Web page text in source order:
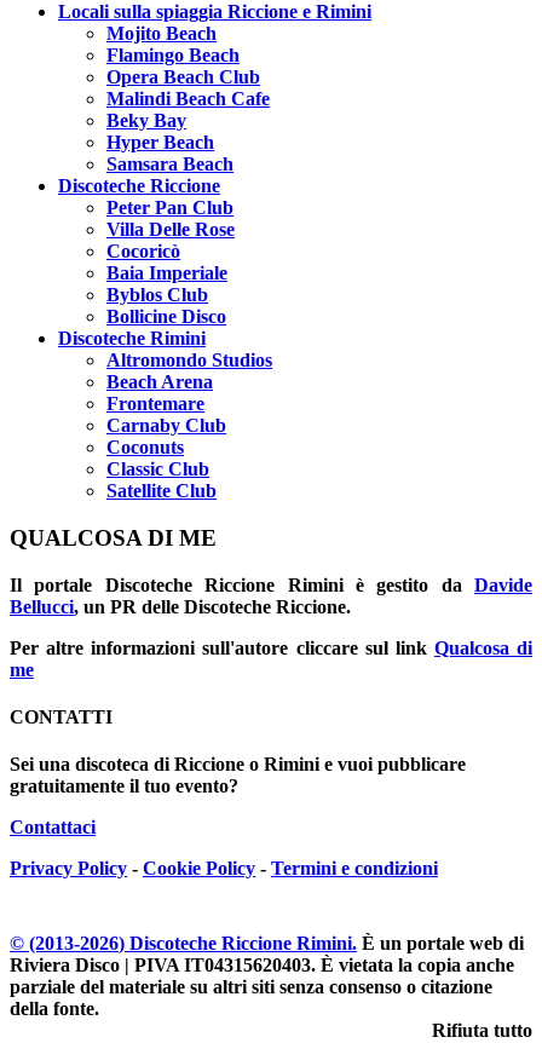
Locali sulla spiaggia Riccione e Rimini
Mojito Beach
Flamingo Beach
Opera Beach Club
Malindi Beach Cafe
Beky Bay
Hyper Beach
Samsara Beach
Discoteche Riccione
Peter Pan Club
Villa Delle Rose
Cocoricò
Baia Imperiale
Byblos Club
Bollicine Disco
Discoteche Rimini
Altromondo Studios
Beach Arena
Frontemare
Carnaby Club
Coconuts
Classic Club
Satellite Club
QUALCOSA DI ME
Il portale Discoteche Riccione Riminiè gestito da Davide
Bellucci, un PR delle Discoteche Riccione.
Per altre informazioni sull'autore cliccare sul link Qualcosa di
me
CONTATTI
Sei una discoteca di Riccione o Rimini e vuoi pubblicare
gratuitamente il tuo evento?
Contattaci
Privacy Policy - Cookie Policy - Termini e condizioni
© (2013-2026) Discoteche Riccione Rimini. È un portale web di
Riviera Disco | PIVA IT04315620403. È vietata la copia anche
parziale del materiale su altri siti senza consenso o citazione
della fonte.
Rifiuta tutto